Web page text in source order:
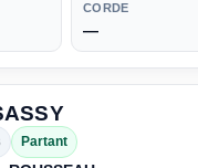
CORDE
—
Partant